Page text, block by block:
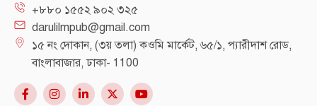
+৮৮০ ১৫৫২ ৯০২ ৩২৫
darulilmpub@gmail.com
১৫ নং দোকান, (৩য় তলা) কওমি মার্কেট, ৬৫/১, প্যারীদাশ রোড,
বাংলাবাজার, ঢাকা- 1100